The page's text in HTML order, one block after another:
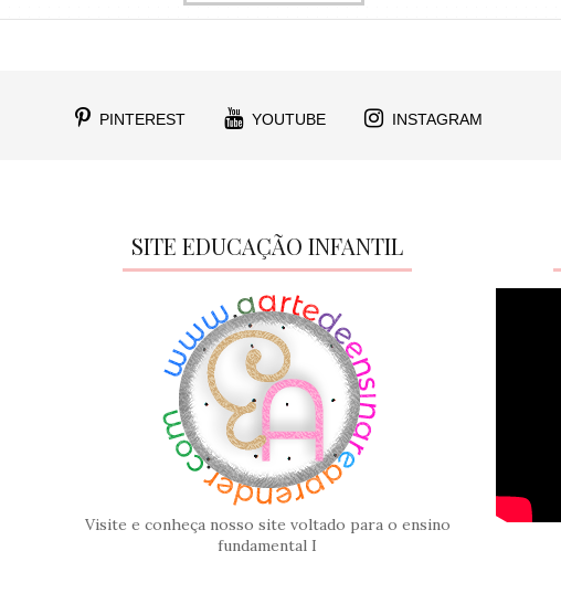
PINTEREST YOUTUBE INSTAGRAM
SITE EDUCAÇÃO INFANTIL
Visite e conheça nosso site voltado para o ensino
fundamental I